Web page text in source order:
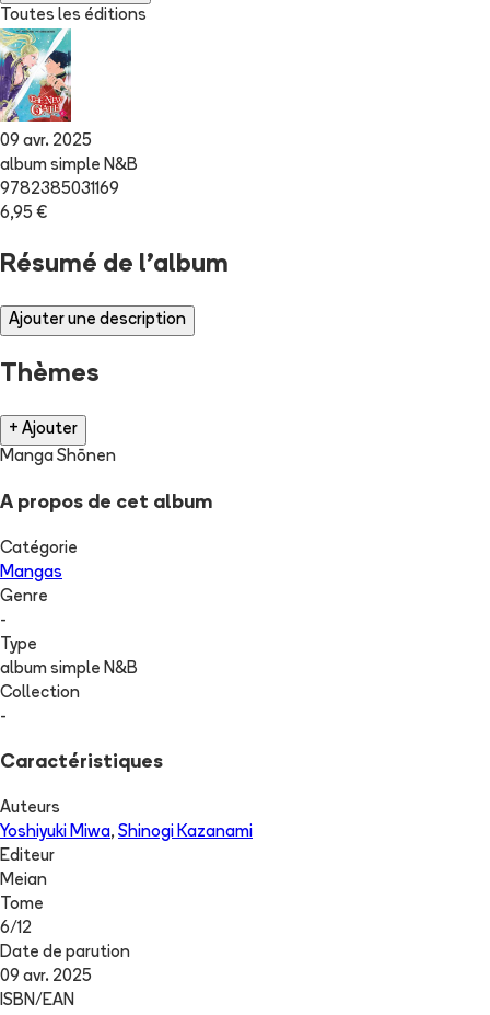
Toutes les éditions
09 avr. 2025
album simple N&B
9782385031169
6,95 €
Résumé de l'album
Ajouter une description
Thèmes
+ Ajouter
Manga Shōnen
A propos de cet album
Catégorie
Mangas
Genre
-
Type
album simple N&B
Collection
-
Caractéristiques
Auteurs
Yoshiyuki Miwa, Shinogi Kazanami
Editeur
Meian
Tome
6/12
Date de parution
09 avr. 2025
ISBN/EAN